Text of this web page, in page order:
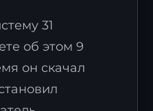
31
об этом 9
он скачал